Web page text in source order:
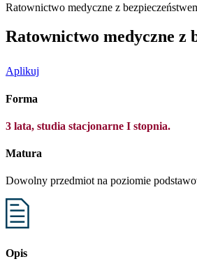
Ratownictwo medyczne z
Ratownictwo medyczne z
Aplikuj
Forma
3 lata, studia stacjonarne I stopnia.
Matura
Dowolny przedmiot na poziomie
Opis